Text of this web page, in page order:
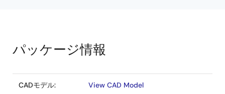
パッケージ情報
CADモデル: View CAD Model